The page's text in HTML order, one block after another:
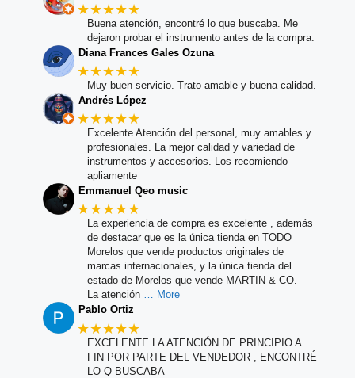
★★★★★
Buena atención, encontré lo que buscaba. Me
dejaron probar el instrumento antes de la compra.
Diana Frances Gales Ozuna
★★★★★
Muy buen servicio. Trato amable y buena calidad.
Andrés López
★★★★★
Excelente Atención del personal, muy amables y
profesionales. La mejor calidad y variedad de
instrumentos y accesorios. Los recomiendo
apliamente
Emmanuel Qeo music
★★★★★
La experiencia de compra es excelente , además
de destacar que es la única tienda en TODO
Morelos que vende productos originales de
marcas internacionales, y la única tienda del
estado de Morelos que vende MARTIN & CO.
La atención … More
Pablo Ortiz
★★★★★
EXCELENTE LA ATENCIÓN DE PRINCIPIO A
FIN POR PARTE DEL VENDEDOR , ENCONTRÉ
LO Q BUSCABA